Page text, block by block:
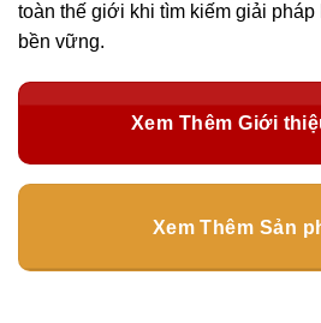
toàn thế giới khi tìm kiếm giải pháp
bền vững.
Xem Thêm Giới
Xem Thêm Sản